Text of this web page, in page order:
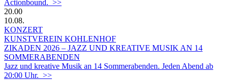
Actionbound. >>
20.00
10.08.
KONZERT
KUNSTVEREIN KOHLENHOF
ZIKADEN 2026 – JAZZ UND KREATIVE MUSIK AN 14
SOMMERABENDEN
Jazz und kreative Musik an 14 Sommerabenden. Jeden Abend ab
20:00 Uhr. >>